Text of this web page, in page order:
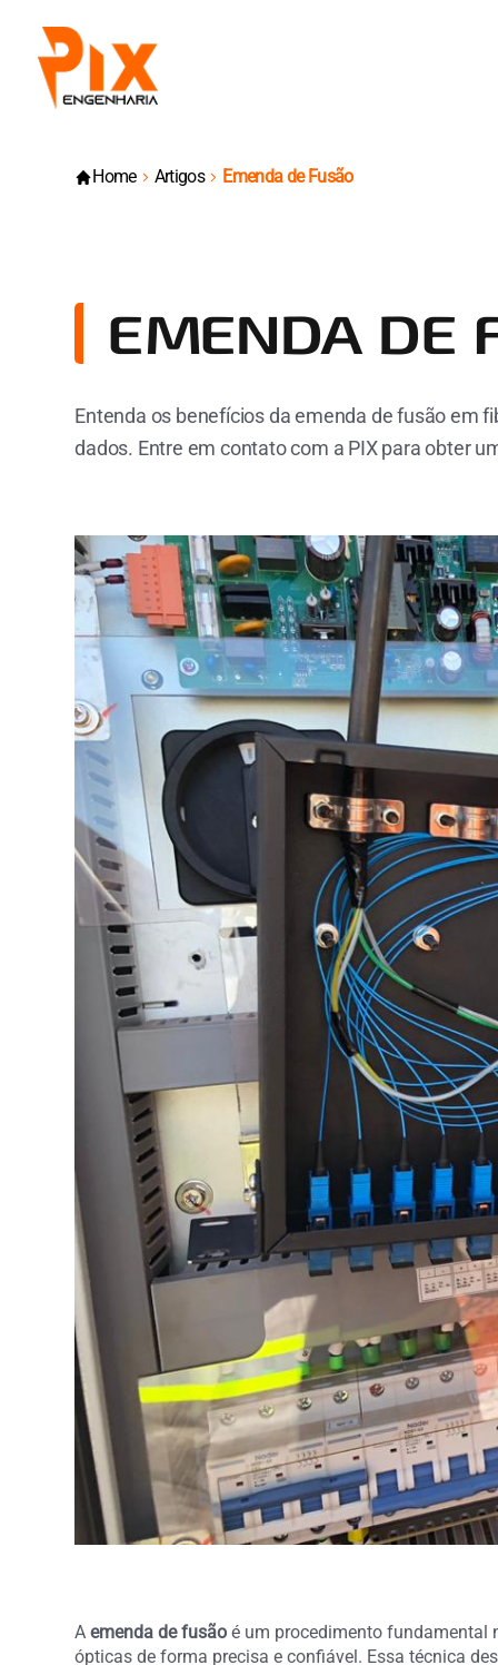
Home Artigos Emenda de Fusão
EMENDA DE
Entenda os benefícios da emenda de fusão em
dados. Entre em contato com a PIX para obter
Aemenda de fusão é um procedimento fundamental
ópticas de forma precisa e confiável. Essa técnica